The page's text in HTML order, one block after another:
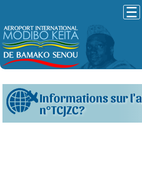
Informations sur
n°TCJZC?